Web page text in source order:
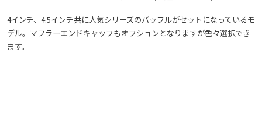
4インチ、4.5インチ共に人気シリーズのバッフルがセットになっているモ
デル。マフラーエンドキャップもオプションとなりますが色々選択でき
ます。